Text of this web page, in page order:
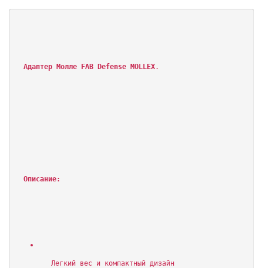
Адаптер Молле FAB Defense MOLLEX.
Описание:
   Легкий вес и компактный дизайн